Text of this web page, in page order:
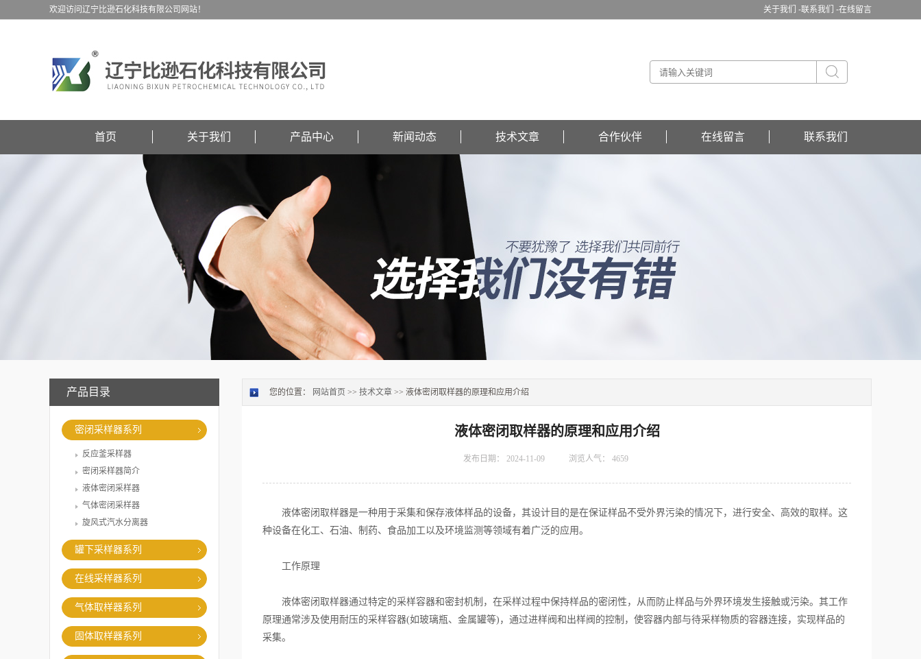
关于我们 -联系我们 -在线留言
欢迎访问辽宁比逊石化科技有限公司网站！
首页 关于我们 产品中心 新闻动态 技术文章 合作伙伴 在线留言 联系我们
产品目录
密闭采样器系列
反应釜采样器
密闭采样器简介
液体密闭采样器
气体密闭采样器
旋风式汽水分离器
罐下采样器系列
在线采样器系列
气体取样器系列
固体取样器系列
您的位置： 网站首页 >> 技术文章 >> 液体密闭取样器的原理和应用介绍
液体密闭取样器的原理和应用介绍
发布日期： 2024-11-09 浏览人气： 4659
液体密闭取样器是一种用于采集和保存液体样品的设备，其设计目的是在保证样品不受外界污染的情况下，进行安全、高效的取样。这
种设备在化工、石油、制药、食品加工以及环境监测等领域有着广泛的应用。
工作原理
液体密闭取样器通过特定的采样容器和密封机制，在采样过程中保持样品的密闭性，从而防止样品与外界环境发生接触或污染。其工作
原理通常涉及使用耐压的采样容器(如玻璃瓶、金属罐等)，通过进样阀和出样阀的控制，使容器内部与待采样物质的容器连接，实现样品的
采集。